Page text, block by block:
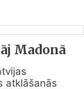
Madonā
atklāšanās